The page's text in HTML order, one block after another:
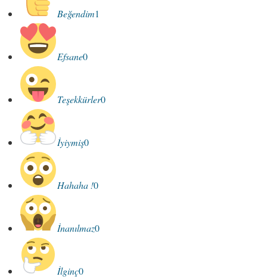
Beğendim1
Efsane0
Teşekkürler0
İyiymiş0
Hahaha !0
İnanılmaz0
İlginç0